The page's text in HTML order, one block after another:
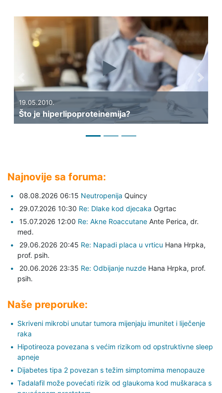
19.05.2010.
Što je hiperlipoproteinemija?
Previous Next
Najnovije sa foruma:
08.08.2026 06:15 Neutropenija Quincy
29.07.2026 10:30 Re: Dlake kod djecaka Ogrtac
15.07.2026 12:00 Re: Akne Roaccutane Ante Perica, dr.
med.
29.06.2026 20:45 Re: Napadi placa u vrticu Hana Hrpka,
prof. psih.
20.06.2026 23:35 Re: Odbijanje nuzde Hana Hrpka, prof.
psih.
Naše preporuke:
Skriveni mikrobi unutar tumora mijenjaju imunitet i liječenje
raka
Hipotireoza povezana s većim rizikom od opstruktivne sleep
apneje
Dijabetes tipa 2 povezan s težim simptomima menopauze
Tadalafil može povećati rizik od glaukoma kod muškaraca s